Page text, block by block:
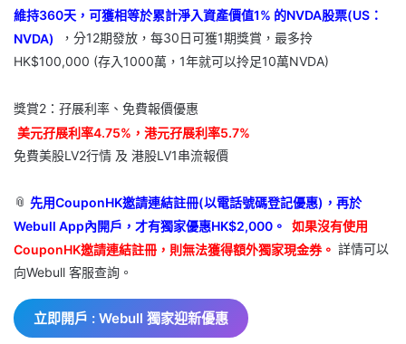
維持360天，可獲相等於累計淨入資產價值1% 的NVDA股票(US：
NVDA)
，分12期發放，每30日可獲1期獎賞，最多拎
HK$100,000 (存入1000萬，1年就可以拎足10萬NVDA)
獎賞2：孖展利率、免費報價優惠
美元孖展利率4.75%，港元孖展利率5.7%
免費美股LV2行情 及 港股LV1串流報價
📎 先用CouponHK邀請連結註冊(以電話號碼登記優惠)，再於
Webull App內開戶，才有獨家優惠HK$2,000。
如果沒有使用
CouponHK邀請連結註冊，則無法獲得額外獨家現金券。 詳情可以
向Webull 客服查詢。
立即開戶 : Webull 獨家迎新優惠